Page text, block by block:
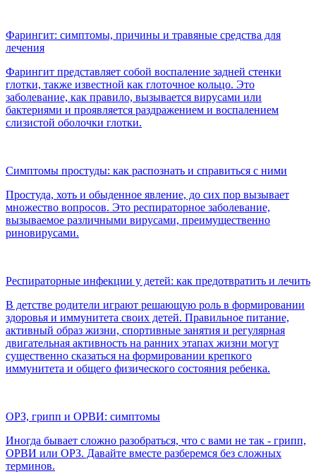
Фарингит: симптомы, причины и травяные средства для
лечения
Фарингит представляет собой воспаление задней стенки
глотки, также известной как глоточное кольцо. Это
заболевание, как правило, вызывается вирусами или
бактериями и проявляется раздражением и воспалением
слизистой оболочки глотки.
Симптомы простуды: как распознать и справиться с ними
Простуда, хоть и обыденное явление, до сих пор вызывает
множество вопросов. Это респираторное заболевание,
вызываемое различными вирусами, преимущественно
риновирусами.
Респираторные инфекции у детей: как предотвратить и лечить
В детстве родители играют решающую роль в формировании
здоровья и иммунитета своих детей. Правильное питание,
активный образ жизни, спортивные занятия и регулярная
двигательная активность на ранних этапах жизни могут
существенно сказаться на формировании крепкого
иммунитета и общего физического состояния ребенка.
ОРЗ, грипп и ОРВИ: симптомы
Иногда бывает сложно разобраться, что с вами не так - грипп,
ОРВИ или ОРЗ. Давайте вместе разберемся без сложных
терминов.